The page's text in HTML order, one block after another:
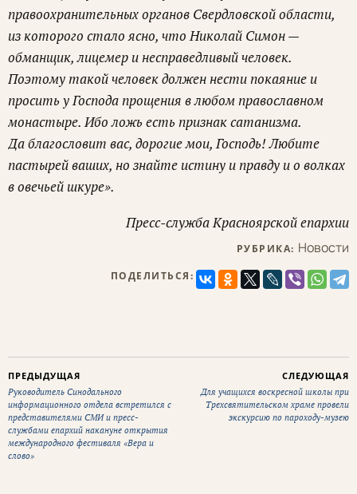
правоохранительных органов Свердловской области,
из которого стало ясно, что Николай Симон —
обманщик, лицемер и несправедливый человек.
Поэтому такой человек должен нести покаяние и
просить у Господа прощения в любом православном
монастыре. Ибо ложь есть признак сатанизма.
Да благословит вас, дорогие мои, Господь! Любите
пастырей ваших, но знайте истину и правду и о волках
в овечьей шкуре».
Пресс-служба Красноярской епархии
РУБРИКА: Новости
ПОДЕЛИТЬСЯ:
ПРЕДЫДУЩАЯ
Руководитель Синодального
информационного отдела встретился с
представителями СМИ и пресс-
службами епархий накануне открытия
международного фестиваля «Вера и
слово»
СЛЕДУЮЩАЯ
Для учащихся воскресной школы при
Трехсвятительском храме провели
экскурсию по пароходу-музею